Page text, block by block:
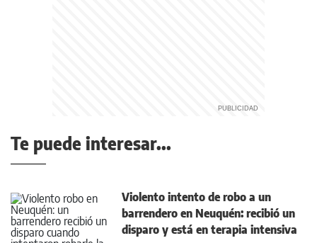
Te puede interesar...
Violento intento de robo a un
barrendero en Neuquén: recibió un
disparo y está en terapia intensiva